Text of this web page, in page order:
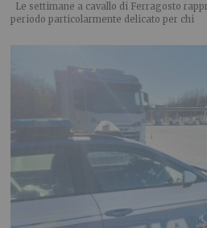
Le settimane a cavallo di Ferragosto
periodo particolarmente delicato per chi